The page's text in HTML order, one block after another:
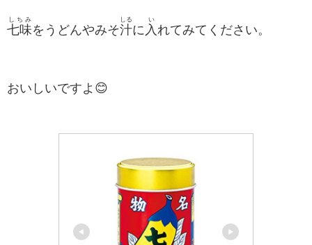
七味
しちみ
をうどんやみそ汁
しる
に 入
い
れてみてください。
おいしいですよ😊